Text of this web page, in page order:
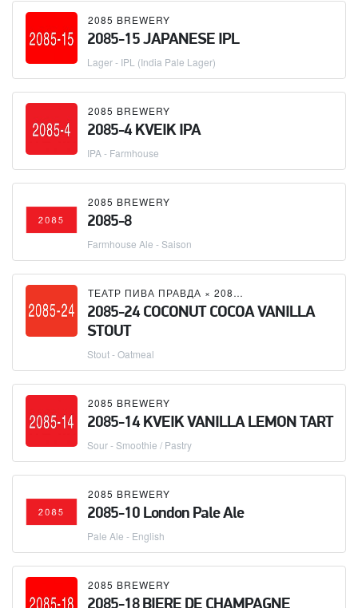
2085 BREWERY
2085-15 JAPANESE IPL
Lager - IPL (India Pale Lager)
2085 BREWERY
2085-4 KVEIK IPA
IPA - Farmhouse
2085 BREWERY
2085-8
Farmhouse Ale - Saison
ТЕАТР ПИВА ПРАВДА × 2085 BREWERY
2085-24 COCONUT COCOA VANILLA
STOUT
Stout - Oatmeal
2085 BREWERY
2085-14 KVEIK VANILLA LEMON TART
Sour - Smoothie / Pastry
2085 BREWERY
2085-10 London Pale Ale
Pale Ale - English
2085 BREWERY